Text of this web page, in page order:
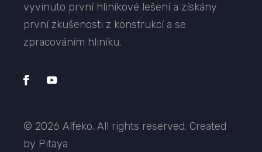
vyvinuto první hliníkové lešení a získány
první zkušenosti z konstrukcí a se
zpracováním hliníku.
© 2026 Alfeko. All rights reserved. Created
by Pitaya